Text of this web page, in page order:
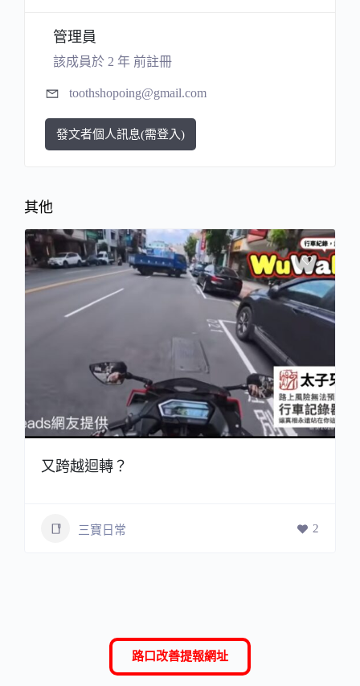
管理員
該成員於 2 年 前註冊
toothshopoing@gmail.com
發文者個人訊息(需登入)
其他
又跨越迴轉？
三寶日常 2
路口改善提報網址